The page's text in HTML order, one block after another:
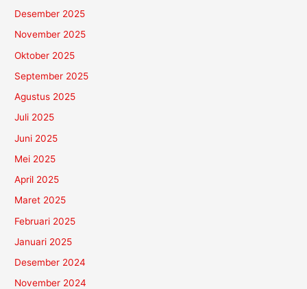
Desember 2025
November 2025
Oktober 2025
September 2025
Agustus 2025
Juli 2025
Juni 2025
Mei 2025
April 2025
Maret 2025
Februari 2025
Januari 2025
Desember 2024
November 2024